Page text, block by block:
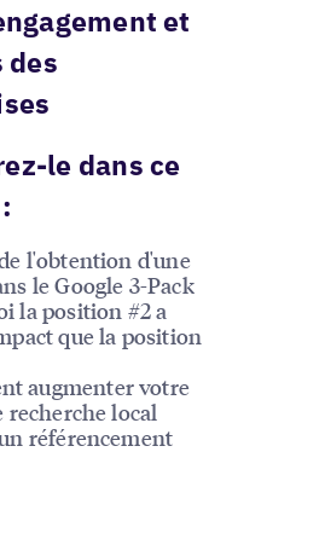
et
des
le dans ce
l'obtention d'une
le Google 3-Pack
la position #2 a
que la position
augmenter votre
recherche local
référencement